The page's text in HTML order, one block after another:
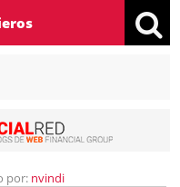
por: nvindi